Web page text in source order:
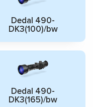
Dedal 490-
DK3(100)/bw
Dedal 490-
DK3(165)/bw